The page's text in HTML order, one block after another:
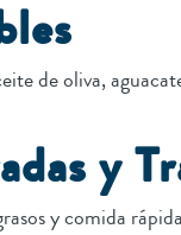
de oliva,
y
y comida